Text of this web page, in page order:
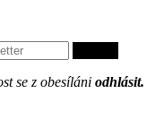
se z obesíláni odhlásit.